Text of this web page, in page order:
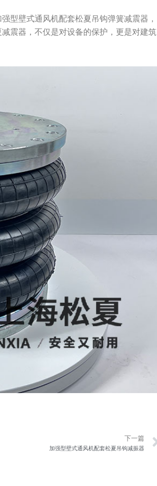
型壁式通风机配套松夏吊钩弹簧减震器，
震器，不仅是对设备的保护，更是对建筑
下一篇
加强型壁式通风机配套松夏吊钩减振器